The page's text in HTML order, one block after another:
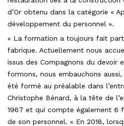
d’Or obtenu dans la catégorie «
développement du personnel ».
« La formation a toujours fait
fabrique. Actuellement nous
issus des Compagnons du devoir
formons, nous embauchons
été formé au préalable dans
Christophe Bénard, à la tête de
1967 et qui compte également 6
de son personnel. « En 2018,